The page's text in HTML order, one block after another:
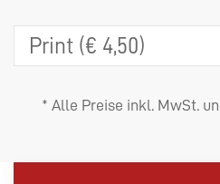
* Alle Preise inkl. MwSt.